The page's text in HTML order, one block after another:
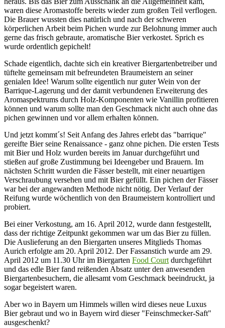
waren diese Aromastoffe bereits wieder zum großen Teil verflogen.
Die Brauer wussten dies natürlich und nach der schweren
körperlichen Arbeit beim Pichen wurde zur Belohnung immer auch
gerne das frisch gebraute, aromatische Bier verkostet. Sprich es
wurde ordentlich gepichelt!
Schade eigentlich, dachte sich ein kreativer Biergartenbetreiber und
tüftelte gemeinsam mit befreundeten Braumeistern an seiner
genialen Idee! Warum sollte eigentlich nur guter Wein von der
Barrique-Lagerung und der damit verbundenen Erweiterung des
Aromaspektrums durch Holz-Komponenten wie Vanillin profitieren
können und warum sollte man den Geschmack nicht auch ohne das
pichen gewinnen und vor allem erhalten können.
Und jetzt kommt´s! Seit Anfang des Jahres erlebt das "barrique"
gereifte Bier seine Renaissance - ganz ohne pichen. Die ersten Tests
mit Bier und Holz wurden bereits im Januar durchgeführt und
stießen auf große Zustimmung bei Ideengeber und Brauern. Im
nächsten Schritt wurden die Fässer bestellt, mit einer neuartigen
Verschraubung versehen und mit Bier gefüllt. Ein pichen der Fässer
war bei der angewandten Methode nicht nötig. Der Verlauf der
Reifung wurde wöchentlich von den Braumeistern kontrolliert und
probiert.
Bei einer Verkostung, am 16. April 2012, wurde dann festgestellt,
dass der richtige Zeitpunkt gekommen war um das Bier zu füllen.
Die Auslieferung an den Biergarten unseres Mitglieds Thomas
Aurich erfolgte am 20. April 2012. Der Fassanstich wurde am 29.
April 2012 um 11.30 Uhr im Biergarten Food Court durchgeführt
und das edle Bier fand reißenden Absatz unter den anwesenden
Biergartenbesuchern, die allesamt vom Geschmack beeindruckt, ja
sogar begeistert waren.
Aber wo in Bayern um Himmels willen wird dieses neue Luxus
Bier gebraut und wo in Bayern wird dieser "Feinschmecker-Saft"
ausgeschenkt?